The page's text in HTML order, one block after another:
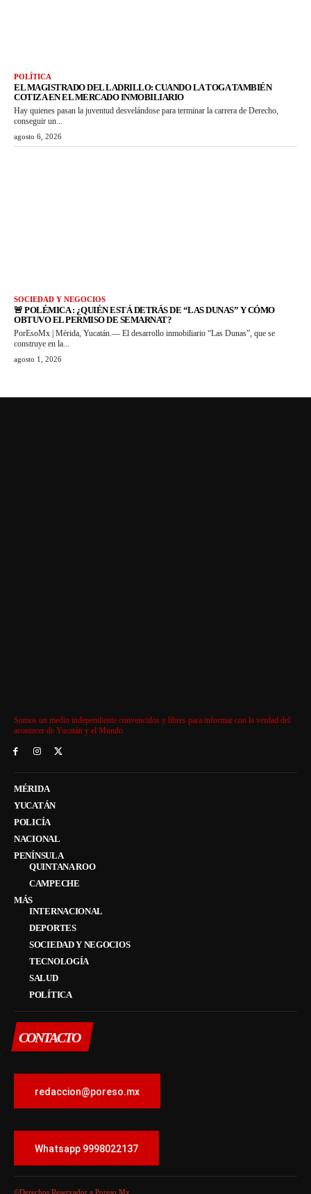
POLÍTICA
EL MAGISTRADO DEL LADRILLO: CUANDO LA TOGA TAMBIÉN
COTIZA EN EL MERCADO INMOBILIARIO
Hay quienes pasan la juventud desvelándose para terminar la carrera de Derecho,
conseguir un...
agosto 6, 2026
SOCIEDAD Y NEGOCIOS
🚨 POLÉMICA : ¿QUIÉN ESTÁ DETRÁS DE “LAS DUNAS” Y CÓMO
OBTUVO EL PERMISO DE SEMARNAT?
PorEsoMx | Mérida, Yucatán.— El desarrollo inmobiliario “Las Dunas”, que se
construye en la...
agosto 1, 2026
Somos un medio independiente convencidos y libres para informar con la verdad del
acontecer de Yucatán y el Mundo.
MÉRIDA
YUCATÁN
POLICÍA
NACIONAL
PENÍNSULA
QUINTANA ROO
CAMPECHE
MÁS
INTERNACIONAL
DEPORTES
SOCIEDAD Y NEGOCIOS
TECNOLOGÍA
SALUD
POLÍTICA
CONTACTO
redaccion@poreso.mx
Whatsapp 9998022137
©Derechos Reservador a Poreso.Mx